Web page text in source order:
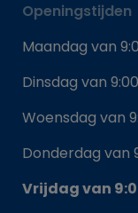
Openingstijden
Maandag van
Dinsdag van
Woensdag van
Donderdag van
Vrijdag van